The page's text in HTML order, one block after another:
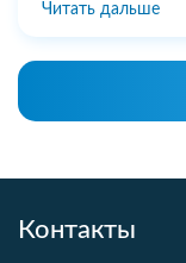
Читать дальше
Контакты